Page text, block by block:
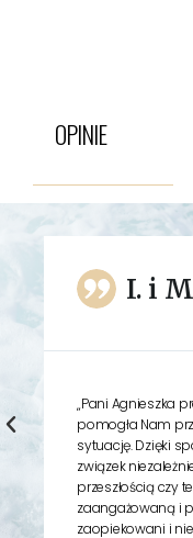
OPINIE
I. i
„Pani Agnieszka
pomogła Nam
sytuację. Dzięki
związek
przeszłością czy
zaangażowaną i
zaopiekowani i